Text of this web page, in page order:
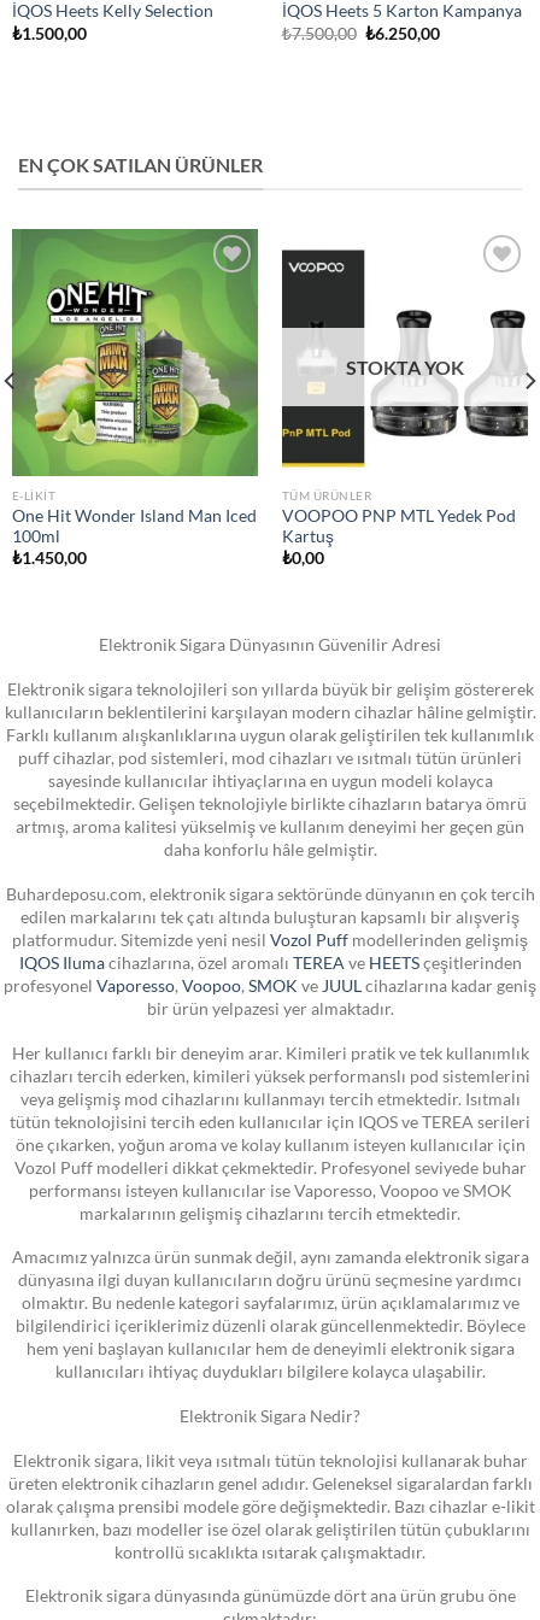
İQOS Heets Kelly Selection
₺1.500,00
İQOS Heets 5 Karton Kampanya
₺7.500,00 Orijinal
₺6.250,00Şu
EN ÇOK SATILAN ÜRÜNLER
wishlist
E-LIKIT
One Hit Wonder Island Man Iced
100ml
₺1.450,00
STOKTA YOK
TÜM ÜRÜNLER
VOOPOO PNP MTL Yedek Pod
Kartuş
₺0,00
Elektronik Sigara Dünyasının Güvenilir Adresi
Elektronik sigara teknolojileri son yıllarda büyük bir gelişim göstererek
kullanıcıların beklentilerini karşılayan modern cihazlar hâline gelmiştir.
Farklı kullanım alışkanlıklarına uygun olarak geliştirilen tek kullanımlık
puff cihazlar, pod sistemleri, mod cihazları ve ısıtmalı tütün ürünleri
sayesinde kullanıcılar ihtiyaçlarına en uygun modeli kolayca
seçebilmektedir. Gelişen teknolojiyle birlikte cihazların batarya ömrü
artmış, aroma kalitesi yükselmiş ve kullanım deneyimi her geçen gün
daha konforlu hâle gelmiştir.
Buhardeposu.com, elektronik sigara sektöründe dünyanın en çok tercih
edilen markalarını tek çatı altında buluşturan kapsamlı bir alışveriş
platformudur. Sitemizde yeni nesil Vozol Puff modellerinden gelişmiş
IQOS Ilumacihazlarına, özel aromalı TEREA ve HEETSçeşitlerinden
profesyonel Vaporesso Voopoo SMOK ve JUUL cihazlarına kadar geniş
bir ürün yelpazesi yer almaktadır.
Her kullanıcı farklı bir deneyim arar. Kimileri pratik ve tek kullanımlık
cihazları tercih ederken, kimileri yüksek performanslı pod sistemlerini
veya gelişmiş mod cihazlarını kullanmayı tercih etmektedir. Isıtmalı
tütün teknolojisini tercih eden kullanıcılar için IQOS ve TEREA serileri
öne çıkarken, yoğun aroma ve kolay kullanım isteyen kullanıcılar için
Vozol Puff modelleri dikkat çekmektedir. Profesyonel seviyede buhar
performansı isteyen kullanıcılar ise Vaporesso, Voopoo ve SMOK
markalarının gelişmiş cihazlarını tercih etmektedir.
Amacımız yalnızca ürün sunmak değil, aynı zamanda elektronik sigara
dünyasına ilgi duyan kullanıcıların doğru ürünü seçmesine yardımcı
olmaktır. Bu nedenle kategori sayfalarımız, ürün açıklamalarımız ve
bilgilendirici içeriklerimiz düzenli olarak güncellenmektedir. Böylece
hem yeni başlayan kullanıcılar hem de deneyimli elektronik sigara
kullanıcıları ihtiyaç duydukları bilgilere kolayca ulaşabilir.
Elektronik Sigara Nedir?
Elektronik sigara, likit veya ısıtmalı tütün teknolojisi kullanarak buhar
üreten elektronik cihazların genel adıdır. Geleneksel sigaralardan farklı
olarak çalışma prensibi modele göre değişmektedir. Bazı cihazlar e-likit
kullanırken, bazı modeller ise özel olarak geliştirilen tütün çubuklarını
kontrollü sıcaklıkta ısıtarak çalışmaktadır.
Elektronik sigara dünyasında günümüzde dört ana ürün grubu öne